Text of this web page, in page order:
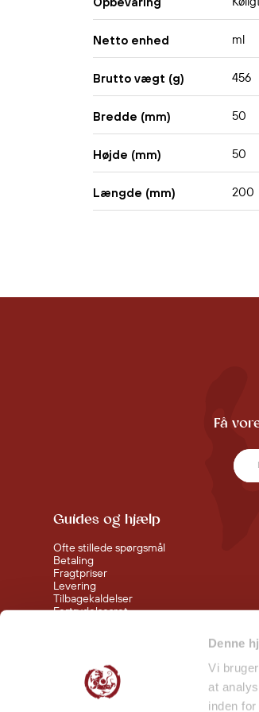
Denne
Vi
at
inden
Netto enhed ml
Brutto vægt (g) 456
Bredde (mm) 50
Højde (mm) 50
Længde (mm) 200
Få
Guides og hjælp
Ofte stillede spørgsmål
Betaling
Fragtpriser
Levering
Tilbagekaldelser
Fortrydelsesret
Smiley Rapport - Butikker